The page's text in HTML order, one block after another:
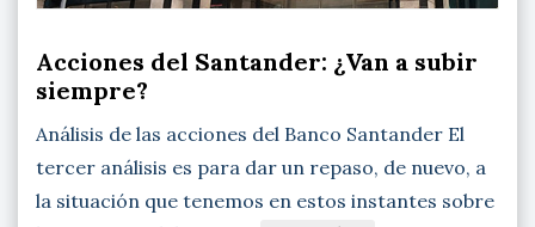
Acciones del Santander: ¿Van a subir
siempre?
Análisis de las acciones del Banco Santander El
tercer análisis es para dar un repaso, de nuevo, a
la situación que tenemos en estos instantes sobre